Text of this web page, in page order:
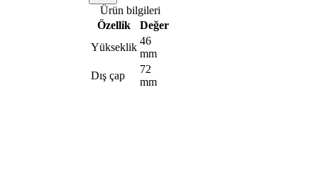
Ürün bilgileri
Özellik
Değer
Yükseklik
46
mm
Dış çap
72
mm